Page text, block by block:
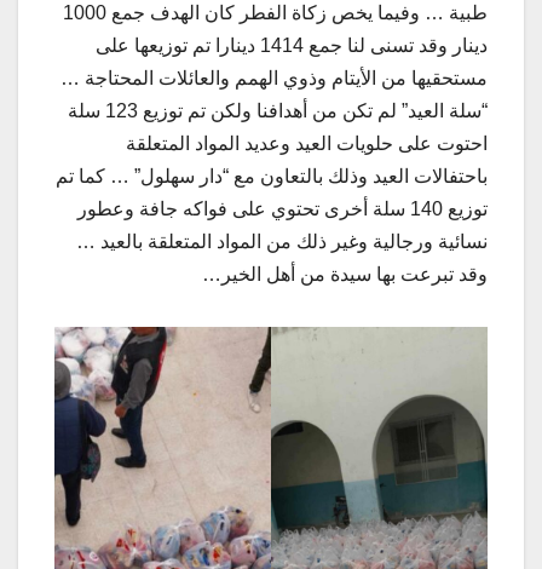
طبية … وفيما يخص زكاة الفطر كان الهدف جمع 1000
دينار وقد تسنى لنا جمع 1414 دينارا تم توزيعها على
مستحقيها من الأيتام وذوي الهمم والعائلات المحتاجة …
“سلة العيد” لم تكن من أهدافنا ولكن تم توزيع 123 سلة
احتوت على حلويات العيد وعديد المواد المتعلقة
باحتفالات العيد وذلك بالتعاون مع “دار سهلول” … كما تم
توزيع 140 سلة أخرى تحتوي على فواكه جافة وعطور
نسائية ورجالية وغير ذلك من المواد المتعلقة بالعيد …
وقد تبرعت بها سيدة من أهل الخير…